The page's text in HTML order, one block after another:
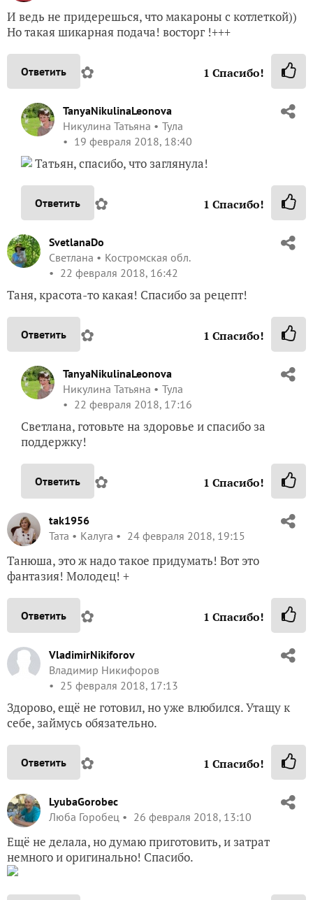
И ведь не придерешься, что макароны с котлеткой))
Но такая шикарная подача! восторг !+++
Ответить ✿ 1 Спасибо!
TanyaNikulinaLeonova
Никулина Татьяна
Тула
19 февраля 2018, 18:40
Татьян, спасибо, что заглянула!
Ответить ✿ 1 Спасибо!
SvetlanaDo
Светлана
Костромская обл.
22 февраля 2018, 16:42
Таня, красота-то какая! Спасибо за рецепт!
Ответить ✿ 1 Спасибо!
TanyaNikulinaLeonova
Никулина Татьяна
Тула
22 февраля 2018, 17:16
Светлана, готовьте на здоровье и спасибо за
поддержку!
Ответить ✿ 1 Спасибо!
tak1956
Taта
Калуга 24 февраля 2018, 19:15
Танюша, это ж надо такое придумать! Вот это
фантазия! Молодец! +
Ответить ✿ 1 Спасибо!
VladimirNikiforov
Владимир Никифоров
25 февраля 2018, 17:13
Здорово, ещё не готовил, но уже влюбился. Утащу к
себе, займусь обязательно.
Ответить ✿ 1 Спасибо!
LyubaGorobec
Люба Горобец
26 февраля 2018, 13:10
Ещё не делала, но думаю приготовить, и затрат
немного и оригинально! Спасибо.